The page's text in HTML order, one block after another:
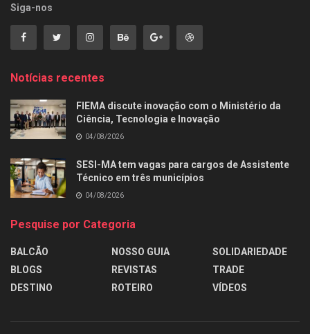
Siga-nos
Notícias recentes
FIEMA discute inovação com o Ministério da
Ciência, Tecnologia e Inovação
04/08/2026
SESI-MA tem vagas para cargos de Assistente
Técnico em três municípios
04/08/2026
Pesquise por Categoria
BALCÃO
BLOGS
DESTINO
NOSSO GUIA
REVISTAS
ROTEIRO
SOLIDARIEDADE
TRADE
VÍDEOS